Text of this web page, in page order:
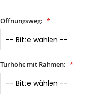
Öffnungsweg:
Türhöhe mit Rahmen: